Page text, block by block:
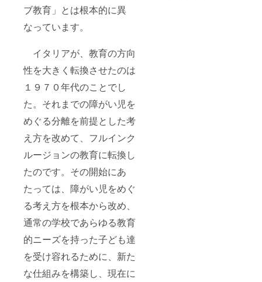
ブ教育」とは根本的に異
なっています。
イタリアが、教育の方向
性を大きく転換させたのは
１９７０年代のことでし
た。それまでの障がい児を
めぐる分離を前提とした考
え方を改めて、フルインク
ルージョンの教育に転換し
たのです。その開始にあ
たっては、障がい児をめぐ
る考え方を根本から改め、
通常の学校であらゆる教育
的ニーズを持った子ども達
を受け容れるために、新た
な仕組みを構築し、現在に